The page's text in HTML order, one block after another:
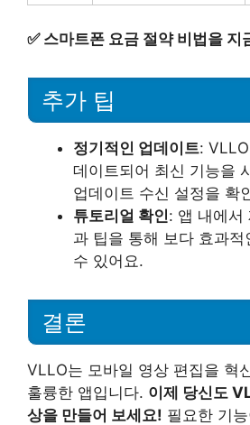
✅ 스마트폰 요금 절약 비법을 지
추가 팁
정기적인 업데이트:
데이트되어 최신 기능을
업데이트 수신 설정을 확
튜토리얼 확인: 앱 내에서
과 팁을 통해 보다 효과적
수 있어요.
결론
VLLO는 모바일 영상 편집을 혁
훌륭한 앱입니다. 이제 당신도
상을 만들어 보세요! 필요한 기